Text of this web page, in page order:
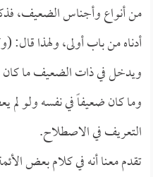
من أنواع وأجناس الضعيف،
أدناه من باب أولى، ولهذا
ويدخل في ذات الضعيف ما كان
وما كان ضعيفاً في نفسه ولو لم
التعريف في الاصطلاح.
تقدم معنا أنه في كلام بعض